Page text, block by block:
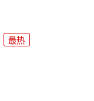
最热